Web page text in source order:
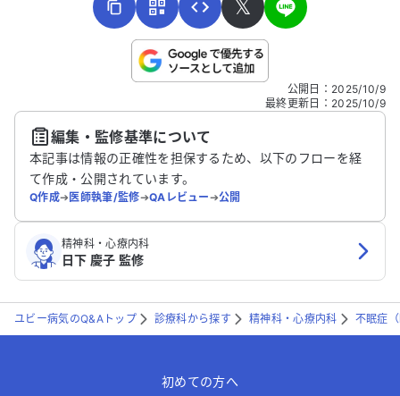
く、うつ症状と不眠に悩まされてきたの
ていません。ですが、母や会社の人事担当
者は、すぐにでも改善するべきだと考えて
いるようです。 精神科のセカンドオピニオ
ょうか？また、現在服用している睡眠薬が
合わないと感じているのは、私の体質の問
題なのでしょうか？ ご意見をお聞かせい
ただけると幸いです。
こちらは送信専用のフォームです。氏名やご自身の病気の詳細な
送信する
𝕏
公開日 ： 2025/10/9
最終更新日 ： 2025/10/9
編集・監修基準について
本記事は情報の正確性を担保するため、以下のフローを経
て作成・公開されています。
Q作成➔医師執筆/監修➔QAレビュー➔公開
精神科・心療内科
日下 慶子 監修
ユビー病気のQ&Aトップ 診療科から探す 精神科・心療内科 不眠症
初めての方へ